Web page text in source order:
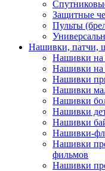
Защитные
Пульты
Нашивки,
Нашивки на
Нашивки на
Нашивки
Нашивки
Нашивки
Нашивки
Нашивки
Нашивки-
Нашивки
фильмов
Нашивки